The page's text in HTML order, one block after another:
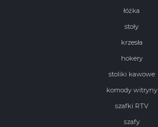
łóżka
stoły
krzesła
hokery
stoliki kawowe
komody witryny
szafki RTV
szafy